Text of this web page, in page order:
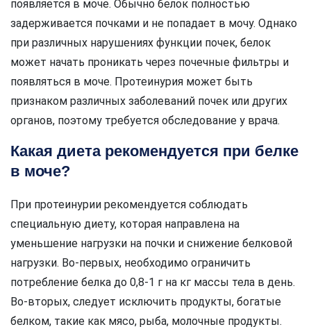
появляется в моче. Обычно белок полностью
задерживается почками и не попадает в мочу. Однако
при различных нарушениях функции почек, белок
может начать проникать через почечные фильтры и
появляться в моче. Протеинурия может быть
признаком различных заболеваний почек или других
органов, поэтому требуется обследование у врача.
Какая диета рекомендуется при белке
в моче?
При протеинурии рекомендуется соблюдать
специальную диету, которая направлена на
уменьшение нагрузки на почки и снижение белковой
нагрузки. Во-первых, необходимо ограничить
потребление белка до 0,8-1 г на кг массы тела в день.
Во-вторых, следует исключить продукты, богатые
белком, такие как мясо, рыба, молочные продукты.